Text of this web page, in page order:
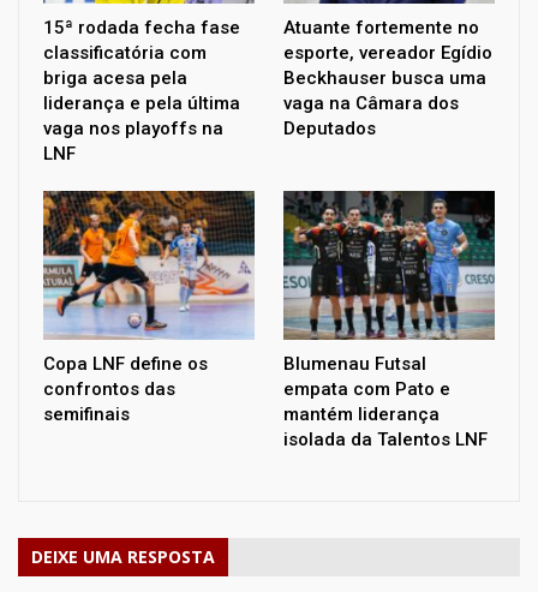
15ª rodada fecha fase
classificatória com
briga acesa pela
liderança e pela última
vaga nos playoffs na
LNF
Atuante fortemente no
esporte, vereador Egídio
Beckhauser busca uma
vaga na Câmara dos
Deputados
Copa LNF define os
confrontos das
semifinais
Blumenau Futsal
empata com Pato e
mantém liderança
isolada da Talentos LNF
DEIXE UMA RESPOSTA